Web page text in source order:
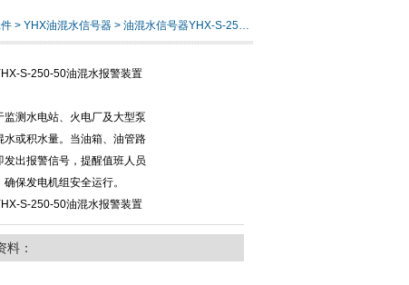
> YHX油混水信号器 > 油混水信号器YHX-S-250-50油混水报警装置
S-250-50油混水报警装置
监测水电站、火电厂及大型泵
水或积水量。当油箱、油管路
发出报警信号，提醒值班人员
保发电机组安全运行。
S-250-50油混水报警装置
料：